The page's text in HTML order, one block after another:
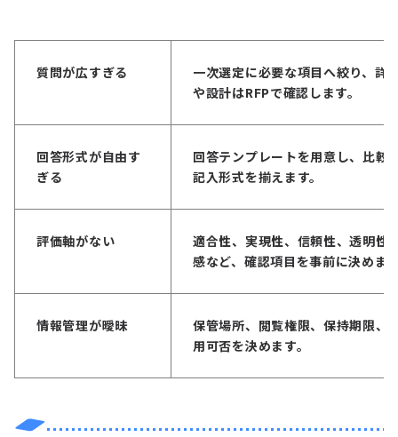
質問が広すぎる
一次選定に必要な項目へ絞り、詳
や設計はRFPで確認します。
回答形式が自由す
ぎる
回答テンプレートを用意し、比較
記入形式を揃えます。
評価軸がない
適合性、実現性、信頼性、透明性
感など、確認項目を事前に決めま
情報管理が曖昧
保管場所、閲覧権限、保持期限、
用可否を決めます。